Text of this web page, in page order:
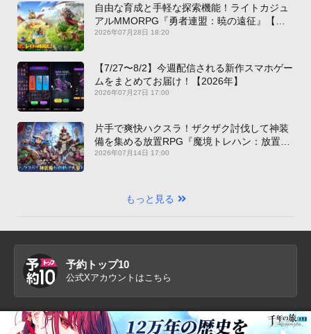
自由な育成と手軽な探索機能！ライトカジュ
アルMMORPG『勇者連盟：暁の遠征』【最
新作PICKUP】
2026年07月28日 18:20
【7/27〜8/2】今週配信される新作スマホゲー
ムをまとめてお届け！【2026年】
2026年07月27日 17:00
片手で爽快ハクスラ！ザクザク討伐して神装
備を集める放置RPG『魔境トレハン：放置で
神装備』【最新作PICKUP】
2026年07月14日 17:00
もっと見る
予約トップ10
公式Xアカウントはこちら